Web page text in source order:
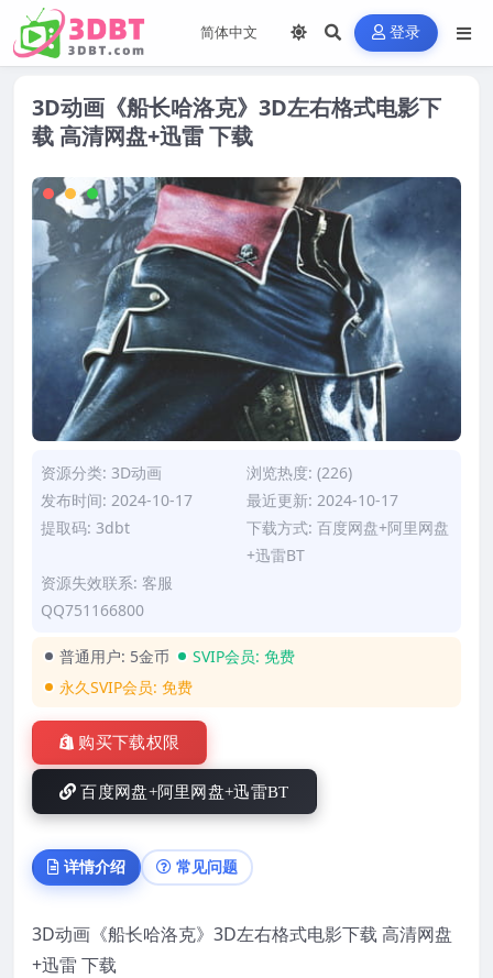
登录
3D动画《船长哈洛克》3D左右格式电影下
载 高清网盘+迅雷 下载
资源分类: 3D动画
浏览热度: (226)
发布时间: 2024-10-17
最近更新: 2024-10-17
提取码: 3dbt
下载方式: 百度网盘+阿里网盘
+迅雷BT
资源失效联系: 客服
QQ751166800
普通用户: 5金币 SVIP会员: 免费
永久SVIP会员: 免费
购买下载权限
百度网盘+阿里网盘+迅雷BT
详情介绍 常见问题
3D动画《船长哈洛克》3D左右格式电影下载 高清网盘
+迅雷 下载